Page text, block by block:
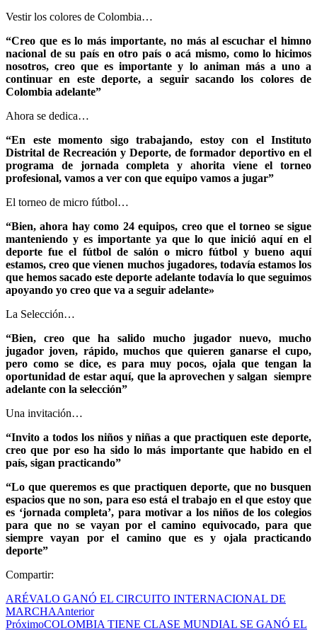
Vestir los colores de Colombia…
“Creo que es lo más importante, no más al escuchar el himno
nacional de su país en otro país o acá mismo, como lo hicimos
nosotros, creo que es importante y lo animan más a uno a
continuar en este deporte, a seguir sacando los colores de
Colombia adelante”
Ahora se dedica…
“En este momento sigo trabajando, estoy con el Instituto
Distrital de Recreación y Deporte, de formador deportivo en el
programa de jornada completa y ahorita viene el torneo
profesional, vamos a ver con que equipo vamos a jugar”
El torneo de micro fútbol…
“Bien, ahora hay como 24 equipos, creo que el torneo se sigue
manteniendo y es importante ya que lo que inició aquí en el
deporte fue el fútbol de salón o micro fútbol y bueno aquí
estamos, creo que vienen muchos jugadores, todavía estamos los
que hemos sacado este deporte adelante todavía lo que seguimos
apoyando yo creo que va a seguir adelante»
La Selección…
“Bien, creo que ha salido mucho jugador nuevo, mucho
jugador joven, rápido, muchos que quieren ganarse el cupo,
pero como se dice, es para muy pocos, ojala que tengan la
oportunidad de estar aquí, que la aprovechen y salgan siempre
adelante con la selección”
Una invitación…
“Invito a todos los niños y niñas a que practiquen este deporte,
creo que por eso ha sido lo más importante que habido en el
país, sigan practicando”
“Lo que queremos es que practiquen deporte, que no busquen
espacios que no son, para eso está el trabajo en el que estoy que
es ‘jornada completa’, para motivar a los niños de los colegios
para que no se vayan por el camino equivocado, para que
siempre vayan por el camino que es y ojala practicando
deporte”
Compartir:
ARÉVALO GANÓ EL CIRCUITO INTERNACIONAL DE
MARCHAAnterior
PróximoCOLOMBIA TIENE CLASE MUNDIAL SE GANÓ EL